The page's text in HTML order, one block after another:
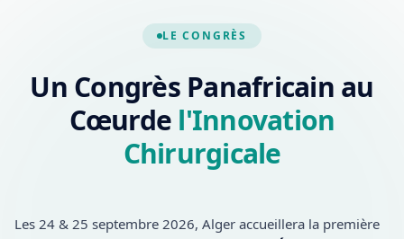
LE CONGRÈS
Un Congrès Panafricain au
Cœurde l'Innovation
Chirurgicale
Les 24 & 25 septembre 2026, Alger accueillera la première